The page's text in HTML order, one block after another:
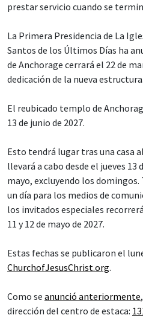
prestar servicio cuando se
La Primera Presidencia de La
Santos de los Últimos Días ha
de Anchorage cerrará el 22 de
dedicación de la nueva estructura.
El reubicado templo de
13 de junio de 2027.
Esto tendrá lugar tras una casa
llevará a cabo desde el jueves 13
mayo, excluyendo los
un día para los medios de
los invitados especiales
11 y 12 de mayo de 2027.
Estas fechas se publicaron el
ChurchofJesusChrist.org.
Como se anunció anteriormente
dirección del centro de estaca: